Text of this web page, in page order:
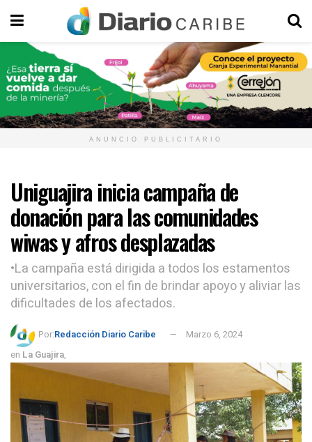
ANUNCIO PUBLICITARIO
Uniguajira inicia campaña de
donación para las comunidades
wiwas y afros desplazadas
•La campaña está dirigida a todos los estamentos
universitarios, con el fin de brindar apoyo y aliviar las
dificultades de los afectados.
Por:Redacción Diario Caribe
Marzo 6, 2024
en La Guajira,